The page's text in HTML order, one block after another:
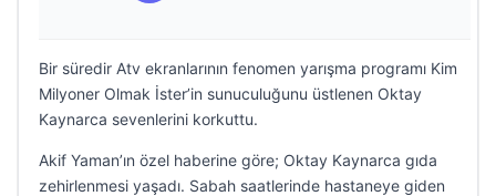
Bir süredir Atv ekranlarının fenomen yarışma programı Kim
Milyoner Olmak İster’in sunuculuğunu üstlenen Oktay
Kaynarca sevenlerini korkuttu.
Akif Yaman’ın özel haberine göre; Oktay Kaynarca gıda
zehirlenmesi yaşadı. Sabah saatlerinde hastaneye giden